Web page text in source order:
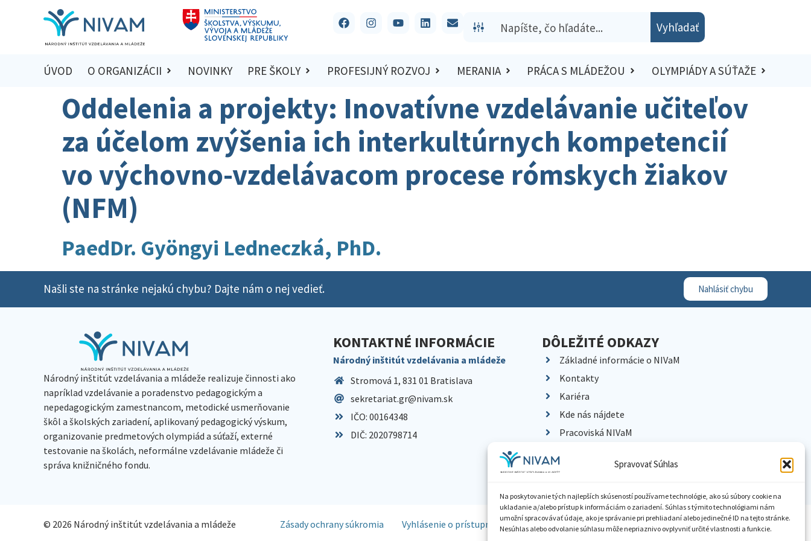
Spravovať Súhlas
Na poskytovanie tých najlepších skúseností používame technológie, ako sú súbory cookie na
ukladanie a/alebo prístup k informáciám o zariadení. Súhlas s týmito technológiami nám
umožní spracovávať údaje, ako je správanie pri prehliadaní alebo jedinečné ID na tejto stránke.
Nesúhlas alebo odvolanie súhlasu môže nepriaznivo ovplyvniť určité vlastnosti a funkcie.
Vyhľadať
ÚVOD O ORGANIZÁCII NOVINKY PRE ŠKOLY PROFESIJNÝ ROZVOJ MERANIA PRÁCA S MLÁDEŽOU OLYMPIÁDY A SÚŤAŽE
Oddelenia a projekty: Inovatívne vzdelávanie učiteľov
za účelom zvýšenia ich interkultúrnych kompetencií
vo výchovno-vzdelávacom procese rómskych žiakov
(NFM)
PaedDr. Gyöngyi Ledneczká, PhD.
Našli ste na stránke nejakú chybu? Dajte nám o nej vedieť. Nahlásiť chybu
Národný inštitút vzdelávania a mládeže realizuje činnosti ako
napríklad vzdelávanie a poradenstvo pedagogickým a
nepedagogickým zamestnancom, metodické usmerňovanie
škôl a školských zariadení, aplikovaný pedagogický výskum,
organizovanie predmetových olympiád a súťaží, externé
testovanie na školách, neformálne vzdelávanie mládeže či
správa knižničného fondu.
KONTAKTNÉ INFORMÁCIE
Národný inštitút vzdelávania a mládeže
Stromová 1, 831 01 Bratislava
sekretariat.gr@nivam.sk
IČO: 00164348
DIČ: 2020798714
DÔLEŽITÉ ODKAZY
Základné informácie o NIVaM
Kontakty
Kariéra
Kde nás nájdete
Pracoviská NIVaM
Knižnica
© 2026 Národný inštitút vzdelávania a mládeže Zásady ochrany súkromia Vyhlásenie o prístupnosti Sprístupnenie informácií Nastavenia cookies GDPR